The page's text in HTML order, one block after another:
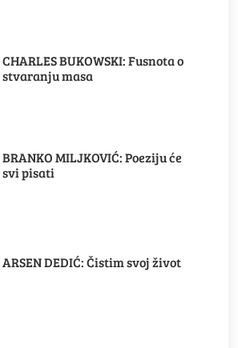
CHARLES BUKOWSKI: Fusnota o
stvaranju masa
BRANKO MILJKOVIĆ: Poeziju će
svi pisati
ARSEN DEDIĆ: Čistim svoj život